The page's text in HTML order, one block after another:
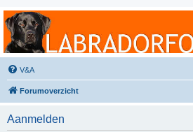
Labradorforum
Het gezelligste Labradorforum van Nederland en België!
V&A
Forumoverzicht
Aanmelden